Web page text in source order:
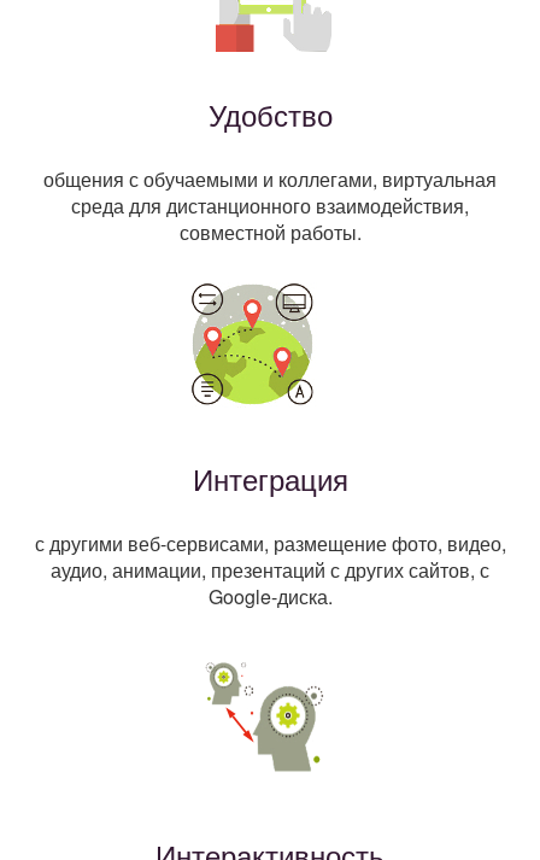
Удобство
общения с обучаемыми и коллегами, виртуальная
среда для дистанционного взаимодействия,
совместной работы.
Интеграция
с другими веб-сервисами, размещение фото, видео,
аудио, анимации, презентаций с других сайтов, с
Google-диска.